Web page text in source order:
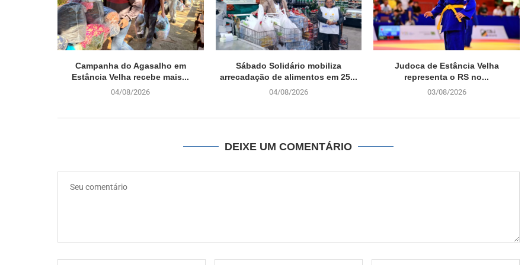
Campanha do Agasalho em
Estância Velha recebe mais...
04/08/2026
Sábado Solidário mobiliza
arrecadação de alimentos em 25...
04/08/2026
Judoca de Estância Velha
representa o RS no...
03/08/2026
DEIXE UM COMENTÁRIO